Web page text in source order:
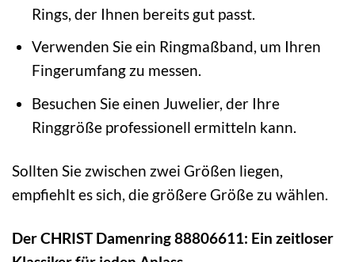
Rings, der Ihnen bereits gut passt.
Verwenden Sie ein Ringmaßband, um Ihren
Fingerumfang zu messen.
Besuchen Sie einen Juwelier, der Ihre
Ringgröße professionell ermitteln kann.
Sollten Sie zwischen zwei Größen liegen,
empfiehlt es sich, die größere Größe zu wählen.
Der CHRIST Damenring 88806611: Ein zeitloser